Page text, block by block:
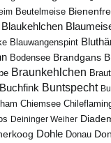
Beutelmeise
Blaukehlchen
Blauwangenspint
Bodensee Brandgans
Braunkehlchen
Buchfink Buntspecht
Chiemsee
Deininger Weiher
Dohle Donau